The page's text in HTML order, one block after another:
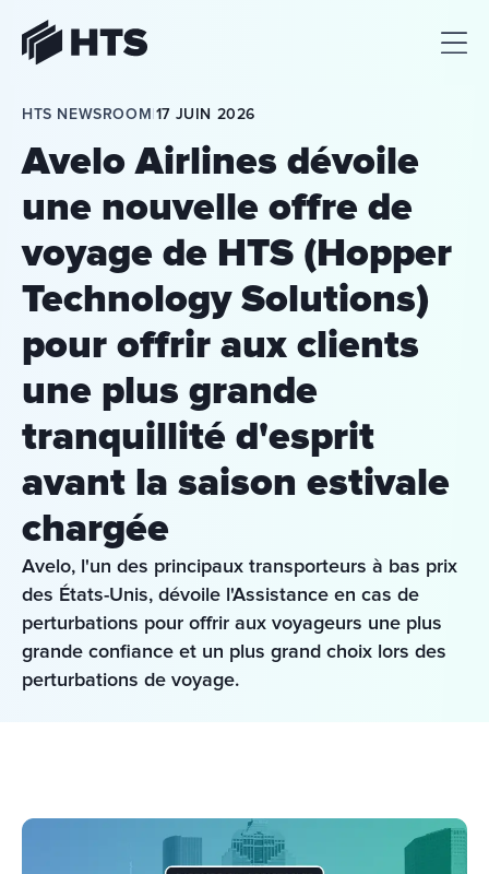
HTS NEWSROOM 17 JUIN 2026
Avelo Airlines dévoile
une nouvelle offre de
voyage de HTS (Hopper
Technology Solutions)
pour offrir aux clients
une plus grande
tranquillité d'esprit
avant la saison estivale
chargée
Avelo, l'un des principaux transporteurs à bas prix
des États-Unis, dévoile l'Assistance en cas de
perturbations pour offrir aux voyageurs une plus
grande confiance et un plus grand choix lors des
perturbations de voyage.